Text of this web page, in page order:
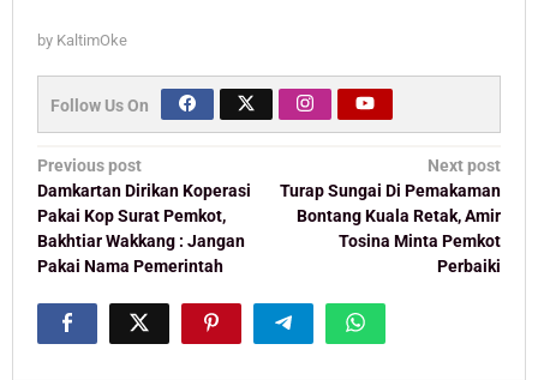
by KaltimOke
Follow Us On
Post
navigation
Previous post
Damkartan Dirikan Koperasi
Pakai Kop Surat Pemkot,
Bakhtiar Wakkang : Jangan
Pakai Nama Pemerintah
Next post
Turap Sungai Di Pemakaman
Bontang Kuala Retak, Amir
Tosina Minta Pemkot
Perbaiki